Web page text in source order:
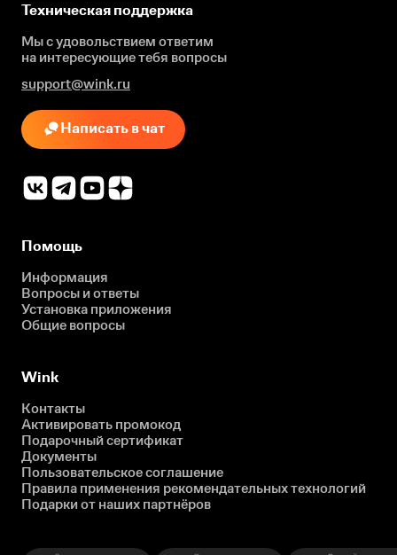
Техническая поддержка
Мы с удовольствием ответим
на интересующиетебя вопросы
support@wink.ru
Написать в чат
Помощь
Информация
Вопросы и ответы
Установка приложения
Общие вопросы
Wink
Контакты
Активировать промокод
Подарочный сертификат
Документы
Пользовательское соглашение
Правила применения рекомендательных технологий
Подарки от наших партнёров